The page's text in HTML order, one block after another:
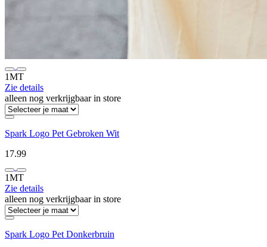
1MT
Zie details
alleen nog verkrijgbaar in store
Spark Logo Pet Gebroken Wit
17.99
1MT
Zie details
alleen nog verkrijgbaar in store
Spark Logo Pet Donkerbruin